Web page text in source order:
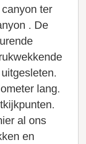
ter
. De
lang.
al ons
en